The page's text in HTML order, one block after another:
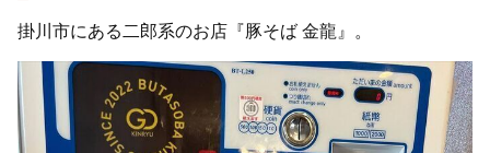
掛川市にある二郎系のお店『豚そば 金龍』。